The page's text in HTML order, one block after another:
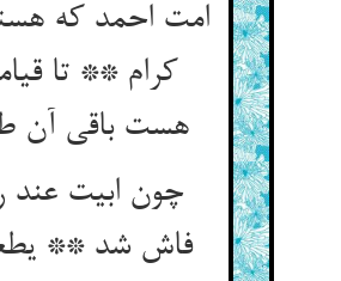
امت احمد که
کرام ** تا
هست باقی آن طعام‌‌
چون ابیت عند
فاش شد **